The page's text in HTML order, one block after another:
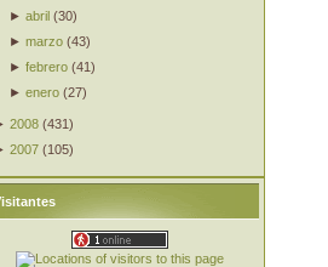
►abril (30)
►marzo (43)
►febrero (41)
►enero (27)
2008 (431)
2007 (105)